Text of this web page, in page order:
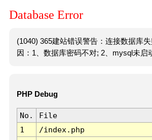
Database Error
(1040) 365建站错误警告：连接数据库
因：1、数据库密码不对; 2、mysql未启
PHP Debug
No. File
1
/index.php